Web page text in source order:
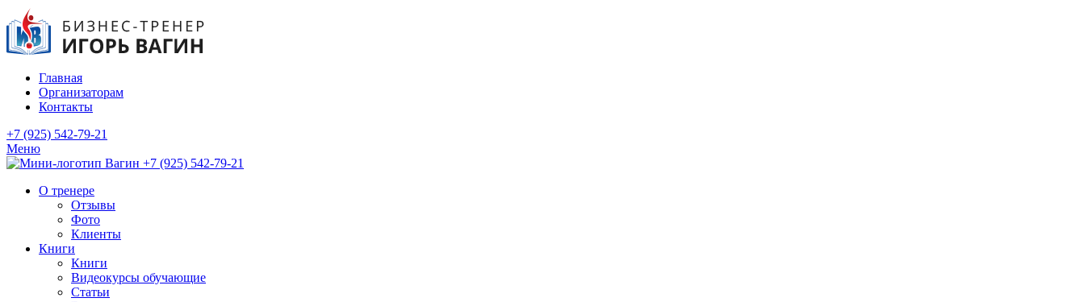
Главная
Организаторам
Контакты
+7 (925) 542-79-21
Меню
+7 (925) 542-79-21
О тренере
Отзывы
Фото
Клиенты
Книги
Книги
Видеокурсы обучающие
Статьи